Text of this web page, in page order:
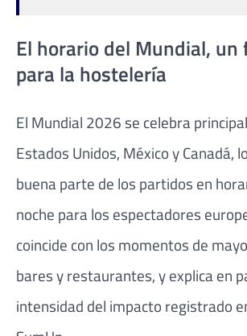
El horario del Mundial, un
para la hostelería
El Mundial 2026 se celebra
Estados Unidos, México y Canadá,
buena parte de los partidos en
noche para los espectadores
coincide con los momentos de
bares y restaurantes, y explica en
intensidad del impacto registrado